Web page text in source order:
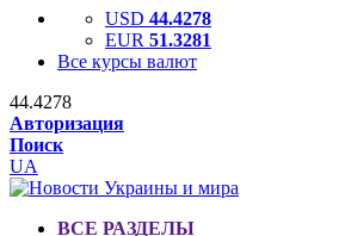
USD 44.4278
EUR 51.3281
Все курсы валют
44.4278
Авторизация
Поиск
UA
ВСЕ РАЗДЕЛЫ